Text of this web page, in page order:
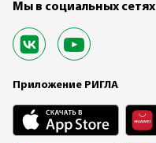
Мы в социальных сетях
Приложение РИГЛА